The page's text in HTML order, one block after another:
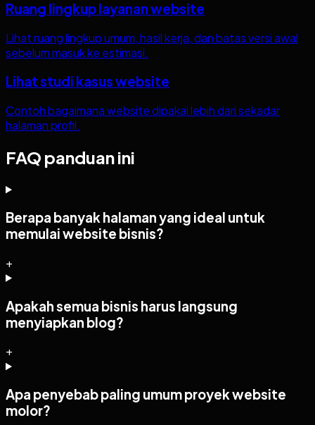
Ruang lingkup layanan website
Lihat ruang lingkup umum, hasil kerja, dan batas versi awal
sebelum masuk ke estimasi.
Lihat studi kasus website
Contoh bagaimana website dipakai lebih dari sekadar
halaman profil.
FAQ panduan ini
Berapa banyak halaman yang ideal untuk
memulai website bisnis?
+
Apakah semua bisnis harus langsung
menyiapkan blog?
+
Apa penyebab paling umum proyek website
molor?